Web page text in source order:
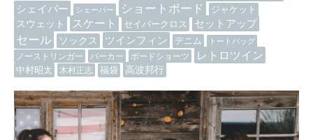
シェイパー シェーパー ショートボード ジャケット
スウェット スケート セイバークロス セットアップ
セール ソックス ツインフィン デニム トートバッグ
ノーストリンガー パーカー ボードショーツ レトロツイン
中村昭太 木村正志 福袋 高波邦行